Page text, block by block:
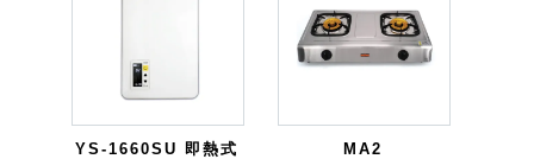
YS-1660SU 即熱式
MA2